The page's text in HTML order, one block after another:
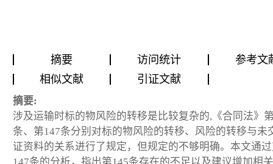
摘要 访问统计
参考文
相似文献
引证文献
摘要:
涉及运输时标的物风险的转移是比较复杂的,《合同法》
条、第147条分别对标的物风险的转移、风险的转移与未
证资料的关系进行了规定，但规定的不够明确。本文通